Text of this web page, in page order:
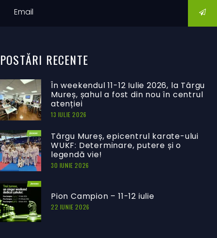
POSTĂRI RECENTE
În weekendul 11-12 Iulie 2026, la Târgu
Mureș, șahul a fost din nou în centrul
atenției
13 IULIE 2026
Târgu Mureș, epicentrul karate-ului
WUKF: Determinare, putere și o
legendă vie!
30 IUNIE 2026
Pion Campion – 11-12 iulie
22 IUNIE 2026